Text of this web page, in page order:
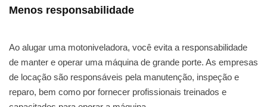
Menos responsabilidade
Ao alugar uma motoniveladora, você evita a responsabilidade
de manter e operar uma máquina de grande porte. As empresas
de locação são responsáveis pela manutenção, inspeção e
reparo, bem como por fornecer profissionais treinados e